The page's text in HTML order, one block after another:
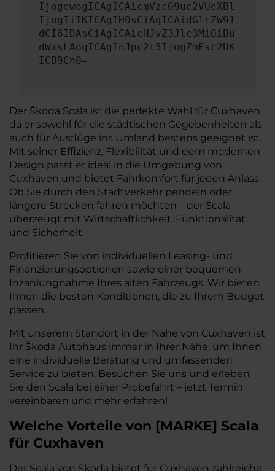
IjogewogICAgICAicmVzcG9uc2VUeXBl
IjogIiIKICAgIH0sCiAgICAidGltZW91
dCI6IDAsCiAgICAicHJvZ3Jlc3MiOiBu
dWxsLAogICAgInJpc2t5IjogZmFsc2UK
ICB9Cn0=
Der Škoda Scala ist die perfekte Wahl für Cuxhaven,
da er sowohl für die städtischen Gegebenheiten als
auch für Ausflüge ins Umland bestens geeignet ist.
Mit seiner Effizienz, Flexibilität und dem modernen
Design passt er ideal in die Umgebung von
Cuxhaven und bietet Fahrkomfort für jeden Anlass.
Ob Sie durch den Stadtverkehr pendeln oder
längere Strecken fahren möchten – der Scala
überzeugt mit Wirtschaftlichkeit, Funktionalität
und Sicherheit.
Profitieren Sie von individuellen Leasing- und
Finanzierungsoptionen sowie einer bequemen
Inzahlungnahme Ihres alten Fahrzeugs. Wir bieten
Ihnen die besten Konditionen, die zu Ihrem Budget
passen.
Mit unserem Standort in der Nähe von Cuxhaven ist
Ihr Škoda Autohaus immer in Ihrer Nähe, um Ihnen
eine individuelle Beratung und umfassenden
Service zu bieten. Besuchen Sie uns und erleben
Sie den Scala bei einer Probefahrt – jetzt Termin
vereinbaren und mehr erfahren!
Welche Vorteile von [MARKE] Scala
für Cuxhaven
Der Scala von Škoda bietet für Cuxhaven zahlreiche